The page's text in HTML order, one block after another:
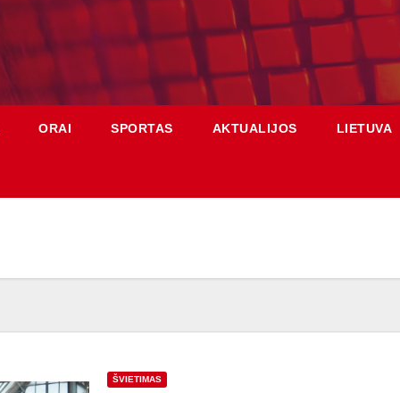
ORAI SPORTAS AKTUALIJOS LIETUVA
ŠVIETIMAS